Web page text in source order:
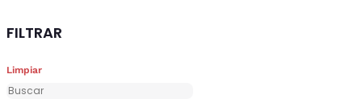
FILTRAR
Limpiar